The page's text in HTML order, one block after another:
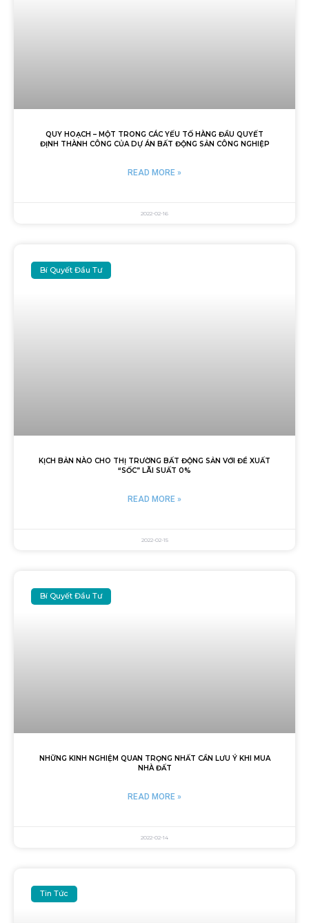
QUY HOẠCH – MỘT TRONG CÁC YẾU TỐ HÀNG ĐẦU QUYẾT
ĐỊNH THÀNH CÔNG CỦA DỰ ÁN BẤT ĐỘNG SẢN CÔNG NGHIỆP
READ MORE »
2022-02-16
Bí Quyết Đầu Tư
KỊCH BẢN NÀO CHO THỊ TRƯỜNG BẤT ĐỘNG SẢN VỚI ĐỀ XUẤT
“SỐC” LÃI SUẤT 0%
READ MORE »
2022-02-15
Bí Quyết Đầu Tư
NHỮNG KINH NGHIỆM QUAN TRỌNG NHẤT CẦN LƯU Ý KHI MUA
NHÀ ĐẤT
READ MORE »
2022-02-14
Tin Tức